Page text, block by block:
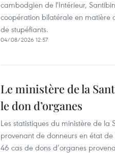
cambodgien de l'Intérieur,
coopération bilatérale en matière
de stupéfiants.
04/08/2026 12:57
Le ministère de la
le don d’organes
Les statistiques du ministère de
provenant de donneurs en état
46 cas de dons d’organes